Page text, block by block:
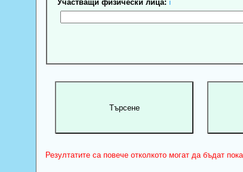
Участващи физически лица: ℹ
Резултатите са повече отколкото могат да бъдат